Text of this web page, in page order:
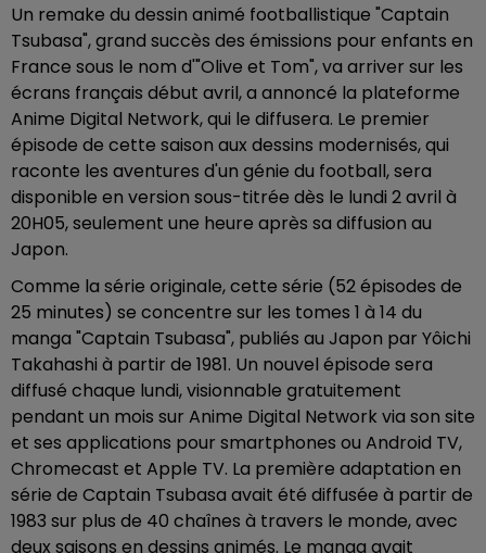
Un remake du dessin animé footballistique "Captain
Tsubasa", grand succès des émissions pour enfants en
France sous le nom d'"Olive et Tom", va arriver sur les
écrans français début avril, a annoncé la plateforme
Anime Digital Network, qui le diffusera. Le premier
épisode de cette saison aux dessins modernisés, qui
raconte les aventures d'un génie du football, sera
disponible en version sous-titrée dès le lundi 2 avril à
20H05, seulement une heure après sa diffusion au
Japon.
Comme la série originale, cette série (52 épisodes de
25 minutes) se concentre sur les tomes 1 à 14 du
manga "Captain Tsubasa", publiés au Japon par Yôichi
Takahashi à partir de 1981. Un nouvel épisode sera
diffusé chaque lundi, visionnable gratuitement
pendant un mois sur Anime Digital Network via son site
et ses applications pour smartphones ou Android TV,
Chromecast et Apple TV. La première adaptation en
série de Captain Tsubasa avait été diffusée à partir de
1983 sur plus de 40 chaînes à travers le monde, avec
deux saisons en dessins animés. Le manga avait